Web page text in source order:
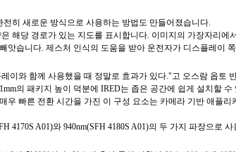
히 새로운 방식으로 사용하는 방법도 만들어졌습니다.
해당 경로가 있는 지도를 표시합니다. 이미지의 가장자리
앗습니다. 제스처 인식의 도움을 받아 운전자가 디스플레이
이와 함께 사용했을 때 정말로 효과가 있다."고 오스람 옵토
의 패키지 높이 덕분에 IRED는 좁은 공간에 쉽게 설치할 수
우 빠른 전환 시간을 가진 이 구성 요소는 카메라 기반 애플
4170S A01)와 940nm(SFH 4180S A01)의 두 가지 파장으로